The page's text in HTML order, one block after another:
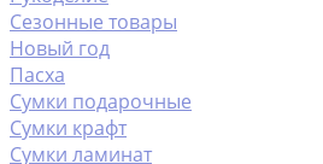
Сезонные товары
Новый год
Пасха
Сумки подарочные
Сумки крафт
Сумки ламинат